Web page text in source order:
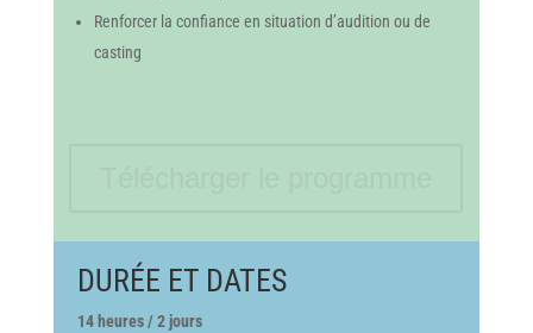
Renforcer la confiance en situation d’audition ou de
casting
DURÉE ET DATES
14 heures / 2 jours